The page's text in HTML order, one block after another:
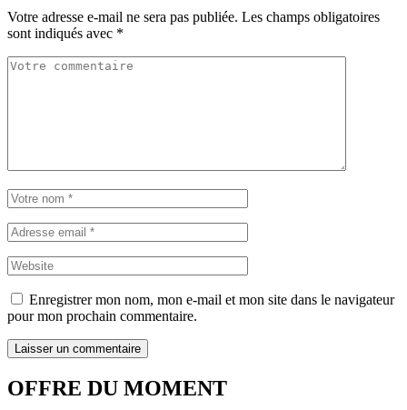
Votre adresse e-mail ne sera pas publiée. Les champs obligatoires
sont indiqués avec *
Enregistrer mon nom, mon e-mail et mon site dans le navigateur
pour mon prochain commentaire.
OFFRE DU MOMENT